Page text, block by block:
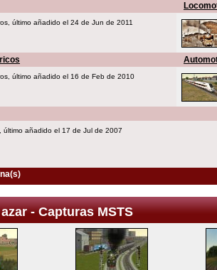
último añadido el 24 de Jun de 2011
último añadido el 16 de Feb de 2010
último añadido el 17 de Jul de 2007
- Capturas MSTS